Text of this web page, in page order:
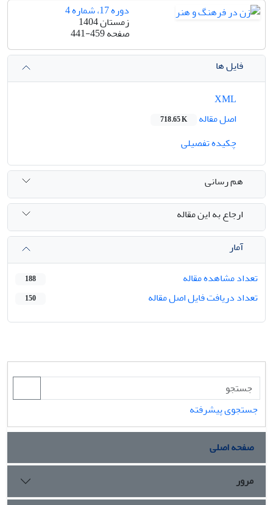
دوره 17، شماره 4
زمستان 1404
صفحه441-459
فایل ها
اصل مقاله
718.65 K
چکیده تفصیلی
هم رسانی
ارجاع به این مقاله
آمار
تعداد مشاهده مقاله
188
تعداد دریافت فایل اصل مقاله 150
جستجوی پیشرفته
صفحه اصلی
مرور